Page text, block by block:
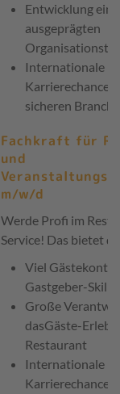
Entwicklung
ausgeprägten
Internationale
sicheren Branche
Fachkraft für
und
m/w/d
Werde Profi im
Service! Das bietet
Viel
Gastgeber-Skills
Große
dasGäste-
Restaurant
Internationale